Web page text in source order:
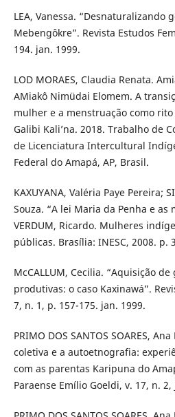
LEA, Vanessa. “Desnaturalizando
Mebengôkre”. Revista Estudos
194. jan. 1999.
LOD MORAES, Claudia Renata.
AMiakô Nimüdai Elomem. A
mulher e a menstruação como
Galibi Kali’na. 2018. Trabalho de
de Licenciatura Intercultural
Federal do Amapá, AP, Brasil.
KAXUYANA, Valéria Paye Pereira;
Souza. “A lei Maria da Penha e
VERDUM, Ricardo. Mulheres
públicas. Brasília: INESC, 2008. p.
McCALLUM, Cecilia. “Aquisição
produtivas: o caso Kaxinawá”.
7, n. 1, p. 157-175. jan. 1999.
PRIMO DOS SANTOS SOARES,
coletiva e a autoetnografia:
com as parentas Karipuna do
Paraense Emílio Goeldi, v. 17, n. 2,